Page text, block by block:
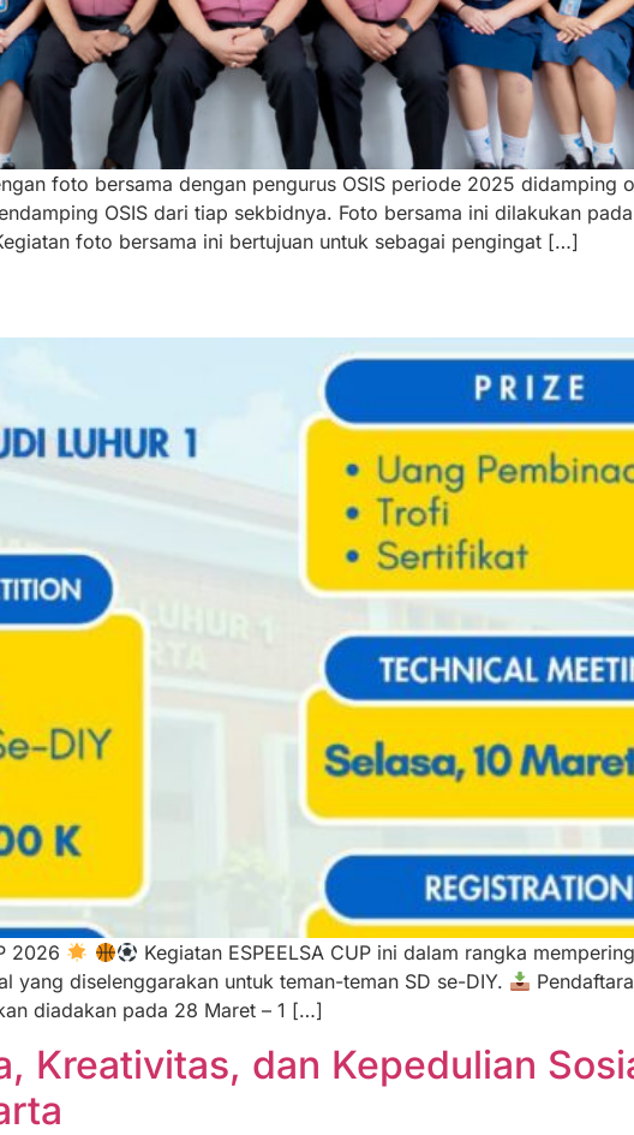
foto bersama dengan pengurus OSIS periode 2025 didamping
OSIS dari tiap sekbidnya. Foto bersama ini dilakukan
foto bersama ini bertujuan untuk sebagai pengingat […]
2026
Kegiatan ESPEELSA CUP ini dalam rangka
yang diselenggarakan untuk teman-teman SD se-DIY.
diadakan pada 28 Maret – 1 […]
Kreativitas, dan Kepedulian